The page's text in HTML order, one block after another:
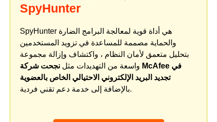
SpyHunter
SpyHunter هي أداة قوية لمعالجة البرامج الضارة
والحماية مصممة للمساعدة في تزويد المستخدمين
بتحليل متعمق لأمان النظام ، واكتشاف وإزالة مجموعة
واسعة من التهديدات مثل نجحت شركة McAfee في
تجديد البريد الإلكتروني الاحتيالي الخاص بالعضوية
بالإضافة إلى خدمة دعم تقني فردية.